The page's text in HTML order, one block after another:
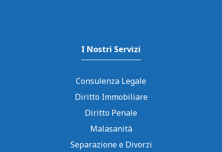
I Nostri Servizi
Consulenza Legale
Diritto Immobiliare
Diritto Penale
Malasanità
Separazione e Divorzi